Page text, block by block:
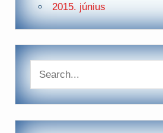
2015. június